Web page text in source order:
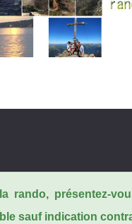
rando, présentez-
sauf indication